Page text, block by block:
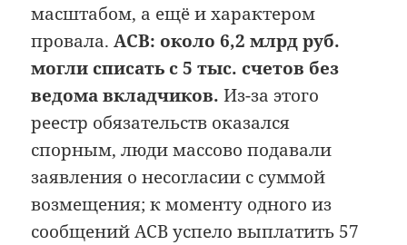
масштабом, а ещё и характером
провала.АСВ: около 6,2 млрд руб.
могли списать с 5 тыс. счетов без
ведома вкладчиков. Из-за этого
реестр обязательств оказался
спорным, люди массово подавали
заявления о несогласии с суммой
возмещения; к моменту одного из
сообщений АСВ успело выплатить 57